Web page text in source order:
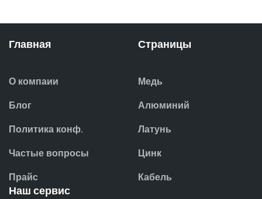
Главная
О компаии
Блог
Политика конф.
Частые вопросы
Прайс
Страницы
Медь
Алюминий
Латунь
Цинк
Кабель
Наш сервис